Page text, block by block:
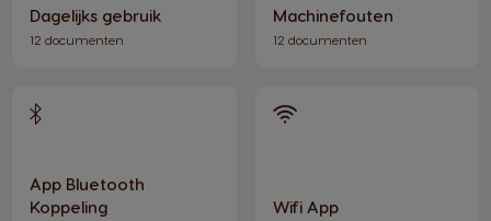
Dagelijks gebruik
12 documenten
Machinefouten
12 documenten
App Bluetooth
Koppeling
Wifi App